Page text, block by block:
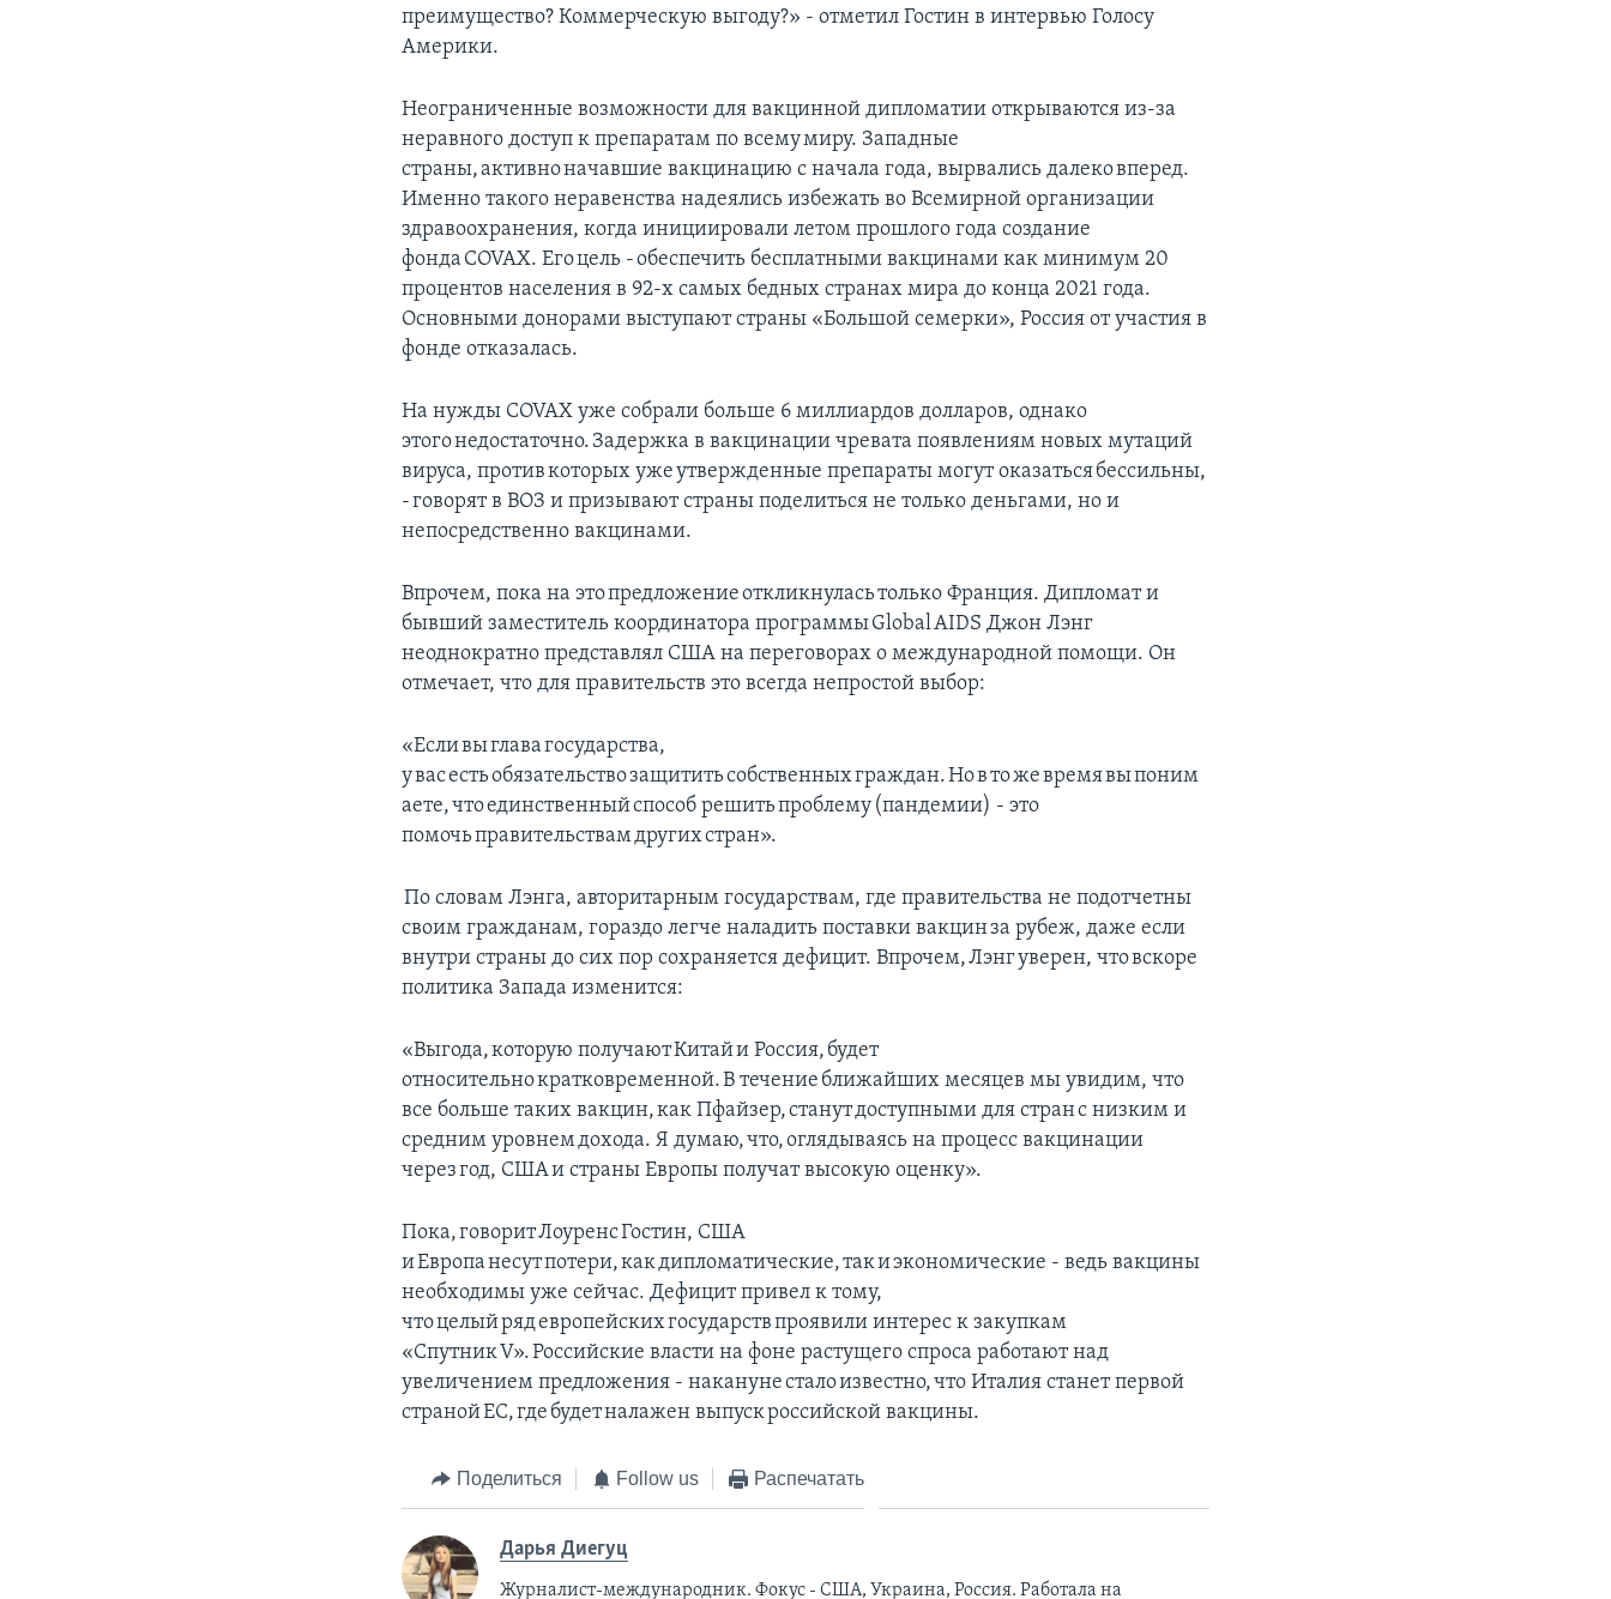
преимущество? Коммерческую выгоду?» - отметил Гостин в интервью Голосу
Америки.
Неограниченные возможности для вакцинной дипломатии открываются из-за
неравного доступ к препаратам по всему миру. Западные
страны, активно начавшие вакцинацию с начала года, вырвались далеко вперед.
Именно такого неравенства надеялись избежать во Всемирной организации
здравоохранения, когда инициировали летом прошлого года создание
фонда COVAX. Его цель - обеспечить бесплатными вакцинами как минимум 20
процентов населения в 92-х самых бедных странах мира до конца 2021 года.
Основными донорами выступают страны «Большой семерки», Россия от участия в
фонде отказалась.
На нужды COVAX уже собрали больше 6 миллиардов долларов, однако
этого недостаточно. Задержка в вакцинации чревата появлениям новых мутаций
вируса, против которых уже утвержденные препараты могут оказаться бессильны,
- говорят в ВОЗ и призывают страны поделиться не только деньгами, но и
непосредственно вакцинами.
Впрочем, пока на это предложение откликнулась только Франция. Дипломат и
бывший заместитель координатора программы Global AIDS Джон Лэнг
неоднократно представлял США на переговорах о международной помощи. Он
отмечает, что для правительств это всегда непростой выбор:
«Если вы глава государства,
у вас есть обязательство защитить собственных граждан. Но в то же время вы поним
аете, что единственный способ решить проблему (пандемии) - это
помочь правительствам других стран».
По словам Лэнга, авторитарным государствам, где правительства не подотчетны
своим гражданам, гораздо легче наладить поставки вакцин за рубеж, даже если
внутри страны до сих пор сохраняется дефицит. Впрочем, Лэнг уверен, что вскоре
политика Запада изменится:
«Выгода, которую получают Китай и Россия, будет
относительно кратковременной. В течение ближайших месяцев мы увидим, что
все больше таких вакцин, как Пфайзер, станут доступными для стран с низким и
средним уровнем дохода. Я думаю, что, оглядываясь на процесс вакцинации
через год, США и страны Европы получат высокую оценку».
Пока, говорит Лоуренс Гостин, США
и Европа несут потери, как дипломатические, так и экономические - ведь вакцины
необходимы уже сейчас. Дефицит привел к тому,
что целый ряд европейских государств проявили интерес к закупкам
«Спутник V». Российские власти на фоне растущего спроса работают над
увеличением предложения - накануне стало известно, что Италия станет первой
страной ЕС, где будет налажен выпуск российской вакцины.
Поделиться Follow us Распечатать
Дарья Диегуц
Журналист-международник. Фокус - США, Украина, Россия. Работала на